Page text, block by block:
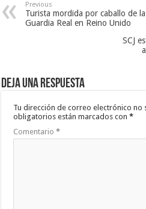
Previous
Turista mordida por caballo de la
Guardia Real en Reino Unido
SCJ
Deja una respuesta
Tu dirección de correo electrónico no
obligatorios están marcados con*
Comentario*